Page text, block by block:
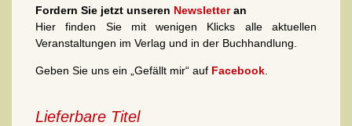
Fordern Sie jetzt unseren Newsletteran
Hier finden Sie mit wenigen Klicks alle aktuellen
Veranstaltungen im Verlag und in der Buchhandlung.
Geben Sie uns ein „Gefällt mir“ auf Facebook
Lieferbare Titel